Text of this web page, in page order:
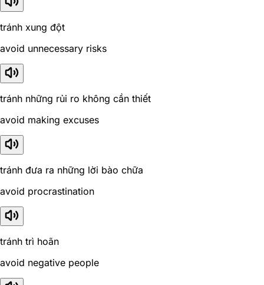
tránh xung đột
avoid unnecessary risks
tránh những rủi ro không cần thiết
avoid making excuses
tránh đưa ra những lời bào chữa
avoid procrastination
tránh trì hoãn
avoid negative people